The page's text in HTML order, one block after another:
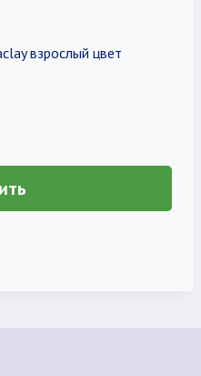
взрослый цвет